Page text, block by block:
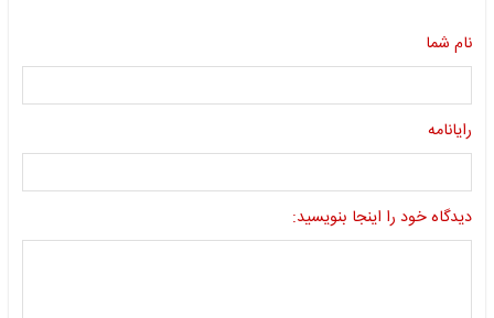
نام شما
رایانامه
دیدگاه خود را اینجا بنویسید: